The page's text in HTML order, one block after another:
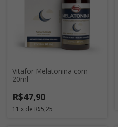
Vitafor Melatonina com
20ml
R$47,90
11 x de R$5,25